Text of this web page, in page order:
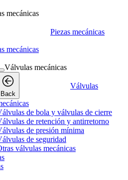
mecánicas
Piezas mecánicas
mecánicas
Válvulas mecánicas
Back
Válvulas
de bola y válvulas de cierre
de retención y antirretorno
de presión mínima
de seguridad
válvulas mecánicas